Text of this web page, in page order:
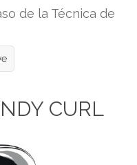
de la Técnica de
CURL